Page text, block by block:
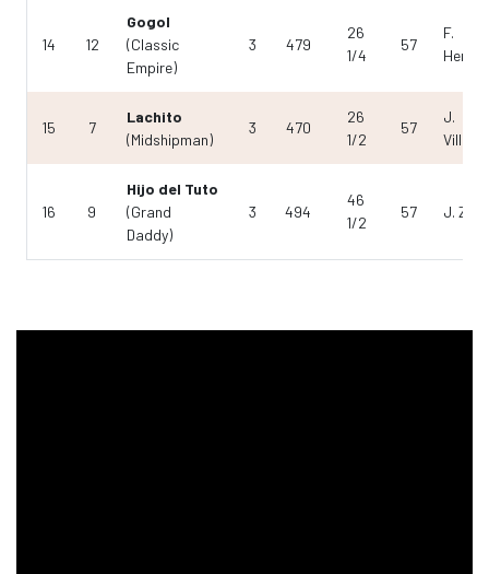
14 12
Gogol
(Classic
Empire)
3 479
26
1/4
57
F.
15 7
Lachito
(Midshipman)
3 470
26
1/2
57
J.
16 9
Hijo del Tuto
(Grand
Daddy)
3 494
46
1/2
57 J.